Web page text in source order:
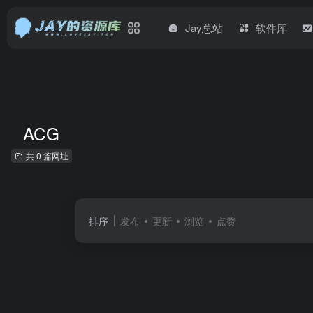
Jay总站 软件库
ACG
共 0 篇网址
排序 发布 更新 浏览 点赞